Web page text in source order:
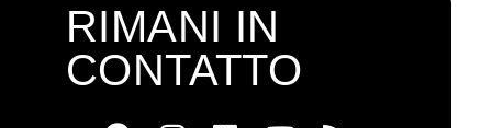
RIMANI IN
CONTATTO